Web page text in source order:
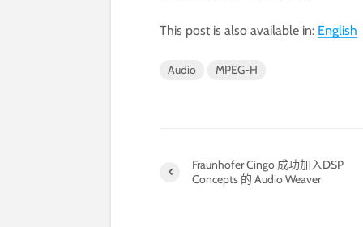
This post is also available in: English
Audio MPEG-H
Fraunhofer Cingo 成功加入DSP
Concepts 的 Audio Weaver